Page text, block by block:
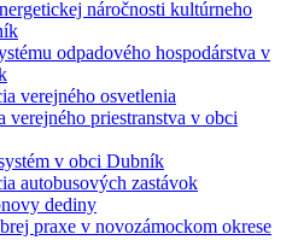
náročnosti kultúrneho
odpadového hospodárstva v
verejného osvetlenia
verejného priestranstva v obci
v obci Dubník
autobusových zastávok
dediny
praxe v novozámockom okrese